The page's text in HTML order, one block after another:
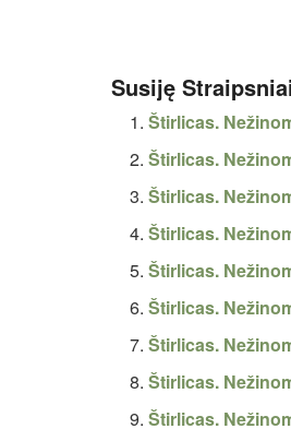
Susiję
Štirlicas.
Štirlicas.
Štirlicas.
Štirlicas.
Štirlicas.
Štirlicas.
Štirlicas.
Štirlicas.
Štirlicas.